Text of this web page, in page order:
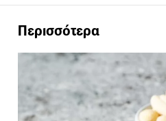
Περισσότερα